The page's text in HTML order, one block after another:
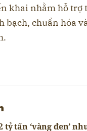
khai nhằm hỗ
bạch, chuẩn hóa
tỷ tấn ‘vàng đen’